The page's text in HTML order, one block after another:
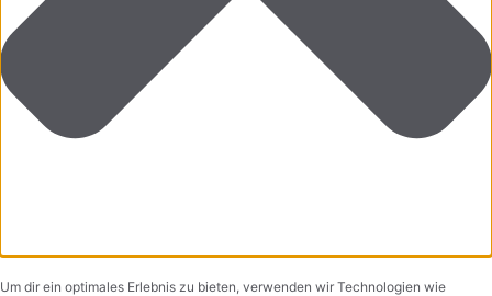
Um dir ein optimales Erlebnis zu bieten, verwenden wir Technologien wie